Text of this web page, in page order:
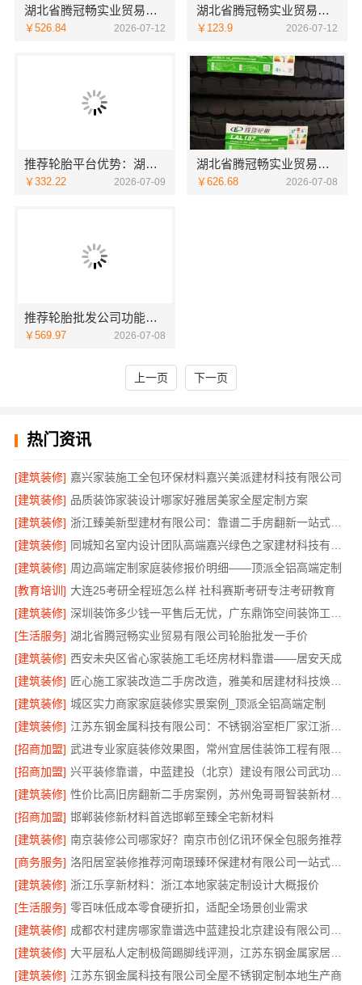
湖北省腾冠畅实业贸易有限公司：线上轮胎批发品牌哪里买
￥526.84 2026-07-12
湖北省腾冠畅实业贸易有限公司：线上轮胎批发品牌哪里买
￥123.9 2026-07-12
推荐轮胎平台优势：湖北省腾冠畅实业贸易有限公司详解
￥332.22 2026-07-09
湖北省腾冠畅实业贸易有限公司：国内轮胎批发公司流程
￥626.68 2026-07-08
推荐轮胎批发公司功能：湖北省腾冠畅实业贸易有限公司一站式采购
￥569.97 2026-07-08
上一页 下一页
热门资讯
[建筑装修] 嘉兴家装施工全包环保材料嘉兴美派建材科技有限公司
[建筑装修] 品质装饰家装设计哪家好雅居美家全屋定制方案
[建筑装修]
浙江臻美新型建材有限公司：靠谱二手房翻新一站式急装
[建筑装修]
[建筑装修] 周边高端定制家庭装修报价明细——顶派全铝高端定制
[教育培训] 大连25考研全程班怎么样 社科赛斯考研专注考研教育
[建筑装修]
[生活服务] 湖北省腾冠畅实业贸易有限公司轮胎批发一手价
[建筑装修] 西安未央区省心家装施工毛坯房材料靠谱——居安天成
[建筑装修]
匠心施工家装改造二手房改造，雅美和居建材科技焕新您的家
[建筑装修] 城区实力商家家庭装修实景案例_顶派全铝高端定制
[建筑装修]
江苏东钢金属科技有限公司：不锈钢浴室柜厂家江浙沪招商加盟
[招商加盟]
[招商加盟]
[建筑装修]
性价比高旧房翻新二手房案例，苏州兔哥哥智装新材料有限公司
[招商加盟] 邯郸装修新材料首选邯郸至臻全宅新材料
[建筑装修] 南京装修公司哪家好？南京市创亿讯环保全包服务推荐
[商务服务]
洛阳居室装修推荐河南璟臻环保建材有限公司一站式服务
[建筑装修] 浙江乐享新材料：浙江本地家装定制设计大概报价
[生活服务] 零百味低成本零食硬折扣，适配全场景创业需求
[建筑装修]
[建筑装修]
[建筑装修] 江苏东钢金属科技有限公司全屋不锈钢定制本地生产商